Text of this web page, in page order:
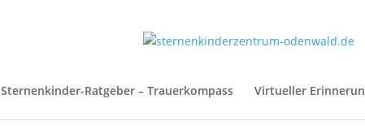
Sternenkinder-Ratgeber – Trauerkompass Virtueller